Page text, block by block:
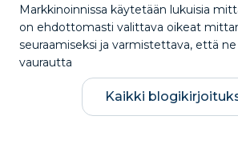
Markkinoinnissa käytetään lukuisia
on ehdottomasti valittava oikeat
seuraamiseksi ja varmistettava, että
vaurautta
Kaikki